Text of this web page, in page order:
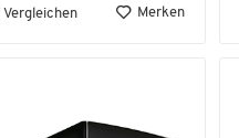
Vergleichen Merken